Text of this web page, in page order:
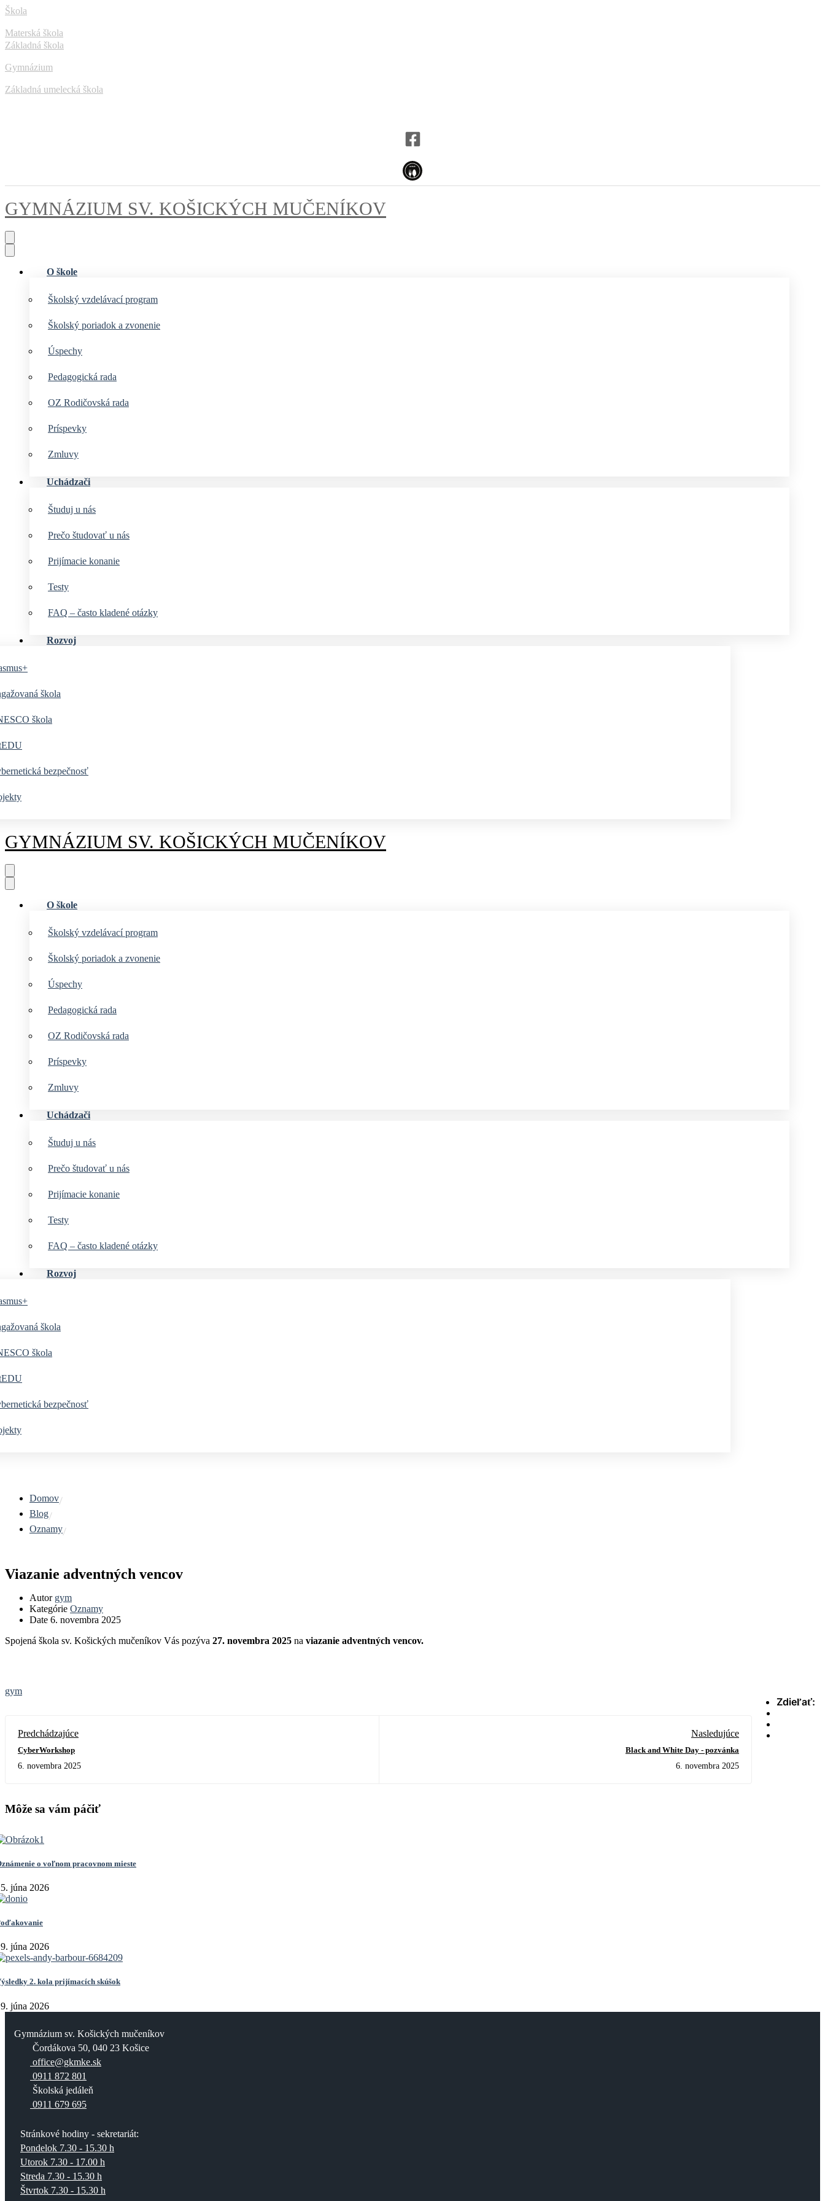
Škola
Materská škola
Základná škola
Gymnázium
Základná umelecká škola
GYMNÁZIUM SV. KOŠICKÝCH MUČENÍKOV
O škole
Školský vzdelávací program
Školský poriadok a zvonenie
Úspechy
Pedagogická rada
OZ Rodičovská rada
Príspevky
Zmluvy
Uchádzači
Študuj u nás
Prečo študovať u nás
Prijímacie konanie
Testy
FAQ – často kladené otázky
Rozvoj
škola
škola
bezpečnosť
GYMNÁZIUM SV. KOŠICKÝCH MUČENÍKOV
O škole
Školský vzdelávací program
Školský poriadok a zvonenie
Úspechy
Pedagogická rada
OZ Rodičovská rada
Príspevky
Zmluvy
Uchádzači
Študuj u nás
Prečo študovať u nás
Prijímacie konanie
Testy
FAQ – často kladené otázky
Rozvoj
škola
škola
bezpečnosť
Domov
Blog
Oznamy
Viazanie adventných vencov
Autor gym
Kategórie Oznamy
Date 6. novembra 2025
Spojená škola sv. Košických mučeníkov Vás pozýva 27. novembra 2025 na viazanie adventných vencov.
Zdieľať:
gym
Predchádzajúce
CyberWorkshop
6. novembra 2025
Nasledujúce
Black and White Day - pozvánka
6. novembra 2025
Môže sa vám páčiť
o voľnom pracovnom mieste
júna 2026
júna 2026
2. kola prijímacích skúšok
júna 2026
Gymnázium sv. Košických mučeníkov
Čordákova 50, 040 23 Košice
office@gkmke.sk
0911 872 801
Školská jedáleň
0911 679 695
Stránkové hodiny - sekretariát:
Pondelok 7.30 - 15.30 h
Utorok 7.30 - 17.00 h
Streda 7.30 - 15.30 h
Štvrtok 7.30 - 15.30 h